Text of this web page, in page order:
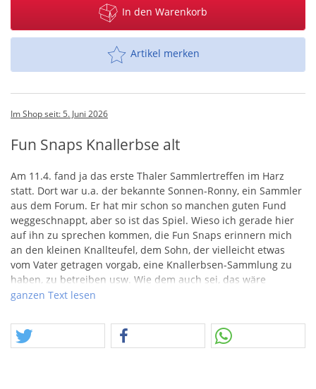
In den Warenkorb
Artikel merken
Im Shop seit: 5. Juni 2026
Fun Snaps Knallerbse alt
Am 11.4. fand ja das erste Thaler Sammlertreffen im Harz
statt. Dort war u.a. der bekannte Sonnen-Ronny, ein Sammler
aus dem Forum. Er hat mir schon so manchen guten Fund
weggeschnappt, aber so ist das Spiel. Wieso ich gerade hier
auf ihn zu sprechen kommen, die Fun Snaps erinnern mich
an den kleinen Knallteufel, dem Sohn, der vielleicht etwas
vom Vater getragen vorgab, eine Knallerbsen-Sammlung zu
haben, zu betreiben usw. Wie dem auch sei, das wäre
vielleicht etwas für ihn gewesen und auch dieser heute
dabei. Somit seid gegrüßt…
Und vielleicht mögt ihr ja eine der Fun Snaps Packungen.
ganzen Text lesen